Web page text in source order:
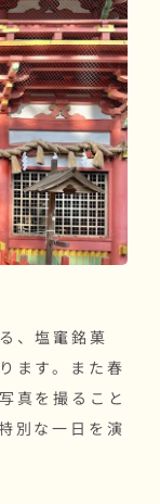
、塩竃銘菓
ます。また春
真を撮ること
別な一日を演